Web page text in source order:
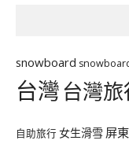
snowboard
台灣台灣旅
自助旅行 女生滑雪 屏東